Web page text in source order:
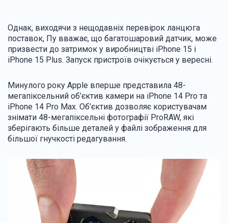
Однак, виходячи з нещодавніх перевірок ланцюга
поставок, Пу вважає, що багатошаровий датчик, може
призвести до затримок у виробництві iPhone 15 і
iPhone 15 Plus. Запуск пристроїв очікується у вересні.
Минулого року Apple вперше представила 48-
мегапіксельний об’єктив камери на iPhone 14 Pro та
iPhone 14 Pro Max. Об’єктив дозволяє користувачам
знімати 48-мегапіксельні фотографії ProRAW, які
зберігають більше деталей у файлі зображення для
більшої гнучкості редагування.